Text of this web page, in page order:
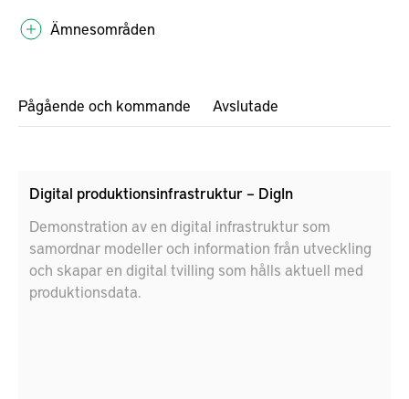
Ämnesområden
Pågående och kommande Avslutade
Digital produktionsinfrastruktur – DigIn
Demonstration av en digital infrastruktur som
samordnar modeller och information från utveckling
och skapar en digital tvilling som hålls aktuell med
produktionsdata.